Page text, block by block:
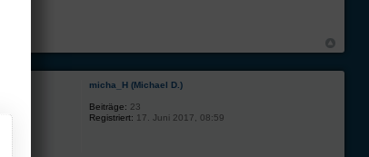
micha_H (Michael D.)
Beiträge: 23
Registriert: 17. Juni 2017, 08:59